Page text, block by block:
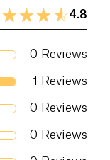
4.8
0 Reviews
1 Reviews
0 Reviews
0 Reviews